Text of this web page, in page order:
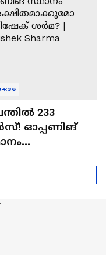
233
ഓപ്പണിങ്
ശർമ? |
Sharma